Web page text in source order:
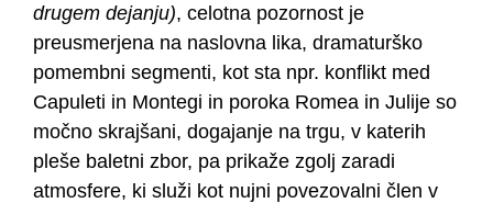
drugem dejanju), celotna pozornost je
preusmerjena na naslovna lika, dramaturško
pomembni segmenti, kot sta npr. konflikt med
Capuleti in Montegi in poroka Romea in Julije so
močno skrajšani, dogajanje na trgu, v katerih
pleše baletni zbor, pa prikaže zgolj zaradi
atmosfere, ki služi kot nujni povezovalni člen v